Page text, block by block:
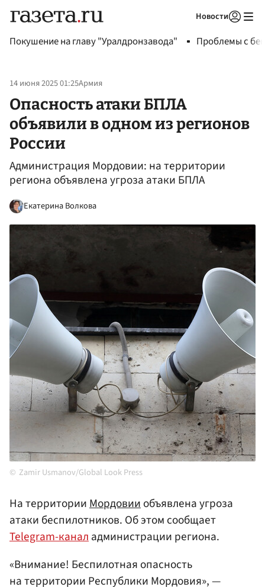
Новости
Покушение на главу "Уралдронзавода" Проблемы с
14 июня 2025 01:25Армия
Опасность атаки БПЛА
объявили в одном из регионов
России
Администрация Мордовии: на территории
региона объявлена угроза атаки БПЛА
Екатерина Волкова
Zamir Usmanov/Global Look Press
На территорииМордовииобъявлена угроза
атаки беспилотников. Об этом сообщает
Telegram-каналадминистрации региона.
«Внимание! Беспилотная опасность
на территории Республики Мордовия», —